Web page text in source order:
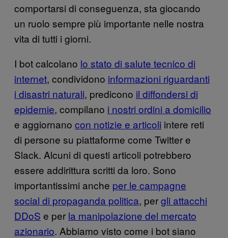
comportarsi di conseguenza, sta giocando
un ruolo sempre più importante nelle nostra
vita di tutti i giorni.
I bot calcolano lo stato di salute tecnico di
internet, condividono informazioni riguardanti
i disastri naturali, predicono il diffondersi di
epidemie, compilano i nostri ordini a domicilio
e aggiornano con notizie e articoli intere reti
di persone su piattaforme come Twitter e
Slack. Alcuni di questi articoli potrebbero
essere addirittura scritti da loro. Sono
importantissimi anche per le campagne
social di propaganda politica, pergli attacchi
DDoS e per la manipolazione del mercato
azionario. Abbiamo visto come i bot siano